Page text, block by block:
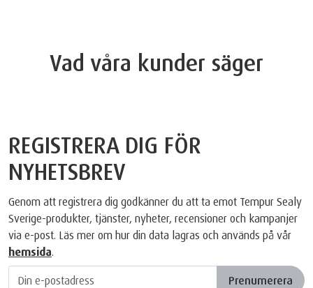
Vad våra kunder säger
REGISTRERA DIG FÖR
NYHETSBREV
Genom att registrera dig godkänner du att ta emot Tempur Sealy
Sverige-produkter, tjänster, nyheter, recensioner och kampanjer
via e-post. Läs mer om hur din data lagras och används på vår
hemsida.
Prenumerera